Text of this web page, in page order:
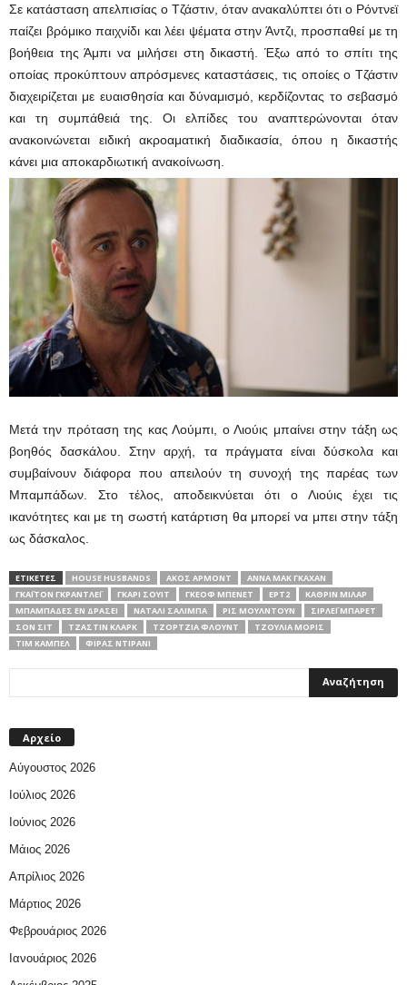
Σε κατάσταση απελπισίας ο Τζάστιν, όταν ανακαλύπτει ότι ο Ρόντνεϊ
παίζει βρόμικο παιχνίδι και λέει ψέματα στην Άντζι, προσπαθεί με τη
βοήθεια της Άμπι να μιλήσει στη δικαστή. Έξω από το σπίτι της
οποίας προκύπτουν απρόσμενες καταστάσεις, τις οποίες ο Τζάστιν
διαχειρίζεται με ευαισθησία και δύναμισμό, κερδίζοντας το σεβασμό
και τη συμπάθειά της. Οι ελπίδες του αναπτερώνονται όταν
ανακοινώνεται ειδική ακροαματική διαδικασία, όπου η δικαστής
κάνει μια αποκαρδιωτική ανακοίνωση.
Μετά την πρόταση της κας Λούμπι, ο Λιούις μπαίνει στην τάξη ως
βοηθός δασκάλου. Στην αρχή, τα πράγματα είναι δύσκολα και
συμβαίνουν διάφορα που απειλούν τη συνοχή της παρέας των
Μπαμπάδων. Στο τέλος, αποδεικνύεται ότι ο Λιούις έχει τις
ικανότητες και με τη σωστή κατάρτιση θα μπορεί να μπει στην τάξη
ως δάσκαλος.
ΕΤΙΚΕΤΕΣ HOUSE HUSBANDS ΆΚΟΣ ΆΡΜΟΝΤ
ΆΝΝΑ ΜΑΚ ΓΚΆΧΑΝ
ΓΚΆΙΤΟΝ ΓΚΡΆΝΤΛΕΪ
ΓΚΆΡΙ ΣΟΥΊΤ ΓΚΈΟΦ ΜΠΈΝΕΤ ΕΡΤ2
ΚΆΘΡΙΝ ΜΊΛΑΡ
ΜΠΑΜΠΆΔΕΣ ΕΝ ΔΡΆΣΕΙ
ΝΆΤΑΛΙ ΣΑΛΊΜΠΑ ΡΙΣ ΜΟΎΛΝΤΟΥΝ
ΣΊΡΛΕΪ ΜΠΆΡΕΤ
ΣΟΝ ΣΙΤ
ΤΖΆΣΤΙΝ ΚΛΑΡΚ ΤΖΌΡΤΖΙΑ ΦΛΟΥΝΤ
ΤΖΟΎΛΙΑ ΜΌΡΙΣ
ΤΙΜ ΚΆΜΠΕΛ
ΦΙΡΆΣ ΝΤΙΡΆΝΙ
Αρχείο
Αύγουστος 2026
Ιούλιος 2026
Ιούνιος 2026
Μάιος 2026
Απρίλιος 2026
Μάρτιος 2026
Φεβρουάριος 2026
Ιανουάριος 2026